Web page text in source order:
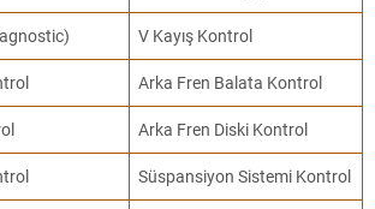
V Kayış Kontrol
Arka Fren Balata Kontrol
Arka Fren Diski Kontrol
Süspansiyon Sistemi Kontrol